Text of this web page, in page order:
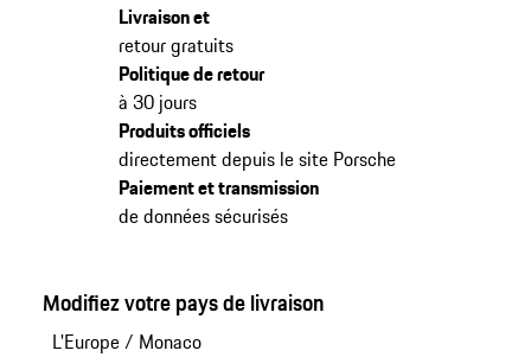
Livraison et
retour gratuits
Politique de retour
à 30 jours
Produits officiels
directement depuis le site Porsche
Paiement et transmission
de données sécurisés
Modifiez votre pays de livraison
L'Europe/ Monaco